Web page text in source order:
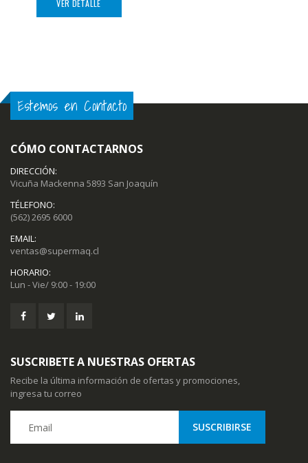
VER DETALLE
Estemos en Contacto
CÓMO CONTACTARNOS
DIRECCIÓN:
Vicuña Mackenna 5893 San Joaquín
TÉLEFONO:
(562) 2695 6000
EMAIL:
ventas@supermaq.cl
HORARIO:
Lun - Vie/ 9:00 - 19:00
SUSCRIBETE A NUESTRAS OFERTAS
Recibe la última información de ofertas y promociones,
ingresa tu correo